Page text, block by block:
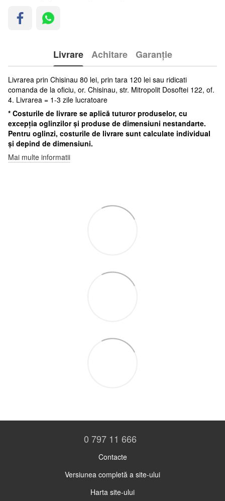
Livrare Achitare Garanție
Livrarea prin Chisinau 80 lei, prin tara 120 lei sau ridicati
comanda de la oficiu, or. Chisinau, str. Mitropolit Dosoftei 122, of.
4. Livrarea = 1-3 zile lucratoare
* Costurile de livrare se aplică tuturor produselor, cu
excepția oglinzilor și produse de dimensiuni nestandarte.
Pentru oglinzi, costurile de livrare sunt calculate individual
și depind de dimensiuni.
Mai multe informatii
0 797 11 666
Contacte
Versiunea completă a site-ului
Harta site-ului